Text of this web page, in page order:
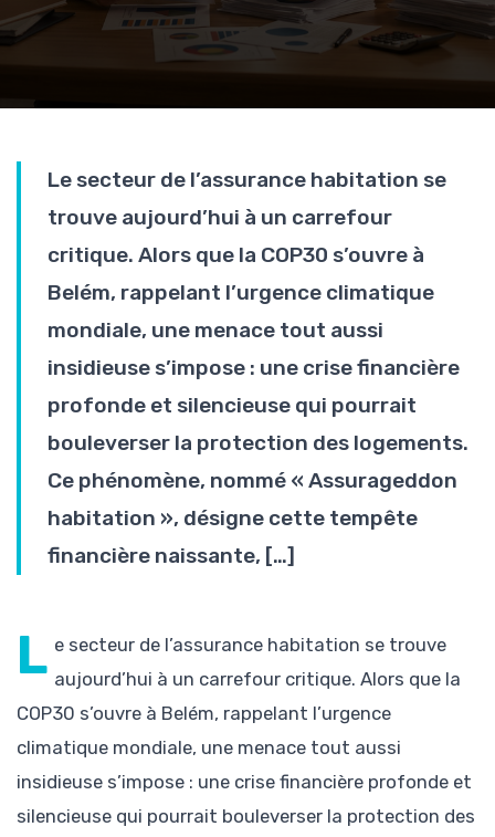
Le secteur de l’assurance habitation se
trouve aujourd’hui à un carrefour
critique. Alors que la COP30 s’ouvre à
Belém, rappelant l’urgence climatique
mondiale, une menace tout aussi
insidieuse s’impose : une crise financière
profonde et silencieuse qui pourrait
bouleverser la protection des logements.
Ce phénomène, nommé « Assurageddon
habitation », désigne cette tempête
financière naissante, […]
L e secteur de l’assurance habitation se trouve
aujourd’hui à un carrefour critique. Alors que la
COP30 s’ouvre à Belém, rappelant l’urgence
climatique mondiale, une menace tout aussi
insidieuse s’impose : une crise financière profonde et
silencieuse qui pourrait bouleverser la protection des